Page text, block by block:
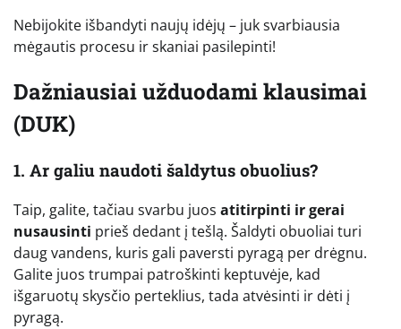
Nebijokite išbandyti naujų idėjų – juk svarbiausia
mėgautis procesu ir skaniai pasilepinti!
Dažniausiai užduodami klausimai
(DUK)
1. Ar galiu naudoti šaldytus obuolius?
Taip, galite, tačiau svarbu juos atitirpinti ir gerai
nusausinti prieš dedant į tešlą. Šaldyti obuoliai turi
daug vandens, kuris gali paversti pyragą per drėgnu.
Galite juos trumpai patroškinti keptuvėje, kad
išgaruotų skysčio perteklius, tada atvėsinti ir dėti į
pyragą.